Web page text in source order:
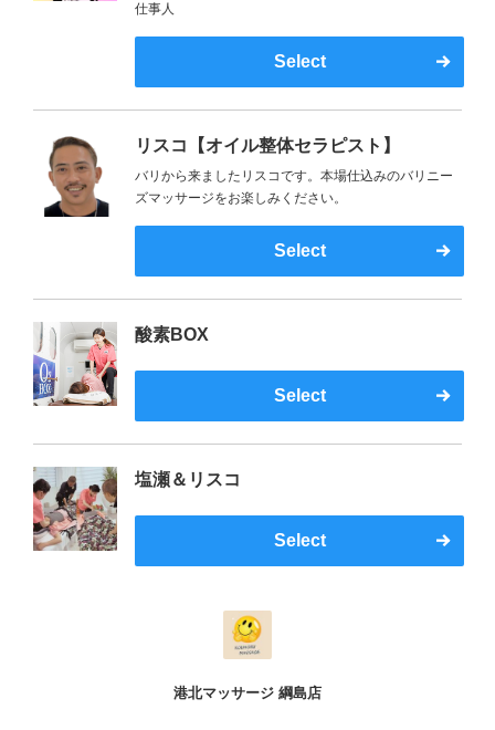
仕事人
Select
リスコ【オイル整体セラピスト】
バリから来ましたリスコです。本場仕込みのバリニー
ズマッサージをお楽しみください。
Select
酸素BOX
Select
塩瀬＆リスコ
Select
港北マッサージ 綱島店